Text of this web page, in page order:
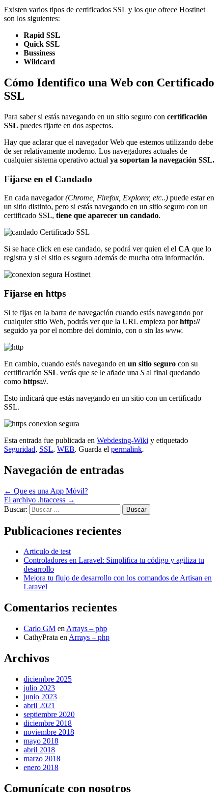
Existen varios tipos de certificados SSL y los que ofrece Hostinet
son los siguientes:
Rapid SSL
Quick SSL
Bussiness
Wildcard
Cómo Identifico una Web con Certificado
SSL
Para saber si estás navegando en un sitio seguro con certificación
SSL puedes fijarte en dos aspectos.
Hay que aclarar que el navegador Web que estemos utilizando debe
de ser relativamente moderno. Los navegadores actuales de
cualquier sistema operativo actual ya soportan la navegación SSL.
Fijarse en el Candado
En cada navegador(Chrome, Firefox, Explorer, etc..) puede estar en
un sitio distinto, pero si estás navegando en un sitio seguro con un
certificado SSL, tiene que aparecer un candado.
Si se hace click en ese candado, se podrá ver quien el el CA que lo
registra y si el sitio es seguro además de mucha otra información.
Fijarse en https
Si te fijas en la barra de navegación cuando estás navegando por
cualquier sitio Web, podrás ver que la URL empieza porhttp://
seguido ya por el nombre del dominio, con o sin las www.
En cambio, cuando estés navegando en un sitio seguro con su
certificación SSL verás que se le añade una S al final quedando
como https://.
Esto indicará que estás navegando en un sitio con un certificado
SSL.
Esta entrada fue publicada en Webdesing-Wiki y etiquetado
Seguridad, SSL, WEB. Guarda el permalink.
Navegación de entradas
← Que es una App Móvil?
El archivo .htaccess →
Buscar:
Publicaciones recientes
Articulo de test
Controladores en Laravel: Simplifica tu código y agiliza tu
desarrollo
Mejora tu flujo de desarrollo con los comandos de Artisan en
Laravel
Comentarios recientes
Carlo GM en Arrays – php
CathyPrata en Arrays – php
Archivos
diciembre 2025
julio 2023
junio 2023
abril 2021
septiembre 2020
diciembre 2018
noviembre 2018
mayo 2018
abril 2018
marzo 2018
enero 2018
Comunícate con nosotros